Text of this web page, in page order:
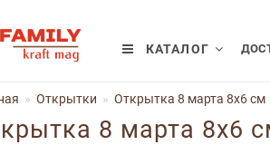
КАТАЛОГ
Открытки Открытка 8 марта 8x6 см
8 марта 8x6